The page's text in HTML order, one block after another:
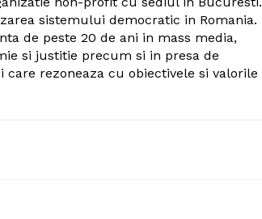
sistemului democratic in Romania.
de peste 20 de ani in mass media,
si justitie precum si in presa de
care rezoneaza cu obiectivele si valorile